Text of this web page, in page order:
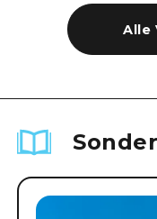
Alle